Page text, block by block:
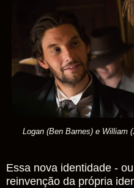
Logan (Ben Barnes) e William
Essa nova identidade -
reinvenção da própria